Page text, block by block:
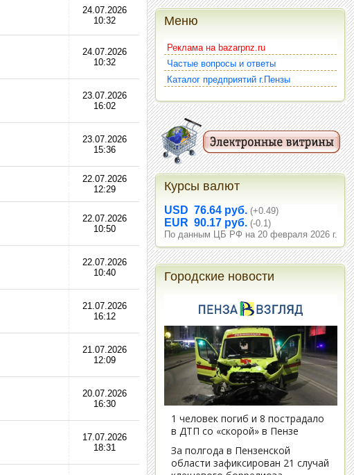
24.07.2026
10:32
24.07.2026
10:32
23.07.2026
16:02
23.07.2026
15:36
22.07.2026
12:29
22.07.2026
10:50
22.07.2026
10:40
21.07.2026
16:12
21.07.2026
12:09
20.07.2026
16:30
17.07.2026
18:31
Меню
Реклама на bazarpnz.ru
Частые вопросы и ответы
Каталог предприятий г.Пензы
Курсы валют
USD 76.64 руб. (+0.49)
EUR 90.17 руб. (-0.1)
По данным ЦБ РФ на 20 февраля 2026 г.
Городские новости